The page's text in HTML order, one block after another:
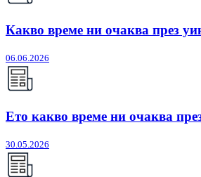
Какво време ни очаква през
06.06.2026
Ето какво време ни очаква
30.05.2026